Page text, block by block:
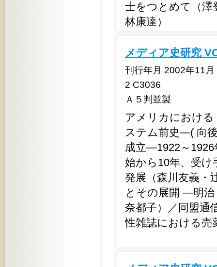
士をつとめて（澤
林康達）
メディア史研究
刊行年月 2002年11
2 C3036
Ａ５判並製
アメリカにおけ
ステム前史―( 向
成立―1922～
始から10年、受け
発展（森川友義・
とその展開 ―明
奈都子）／同盟通
性雑誌における売